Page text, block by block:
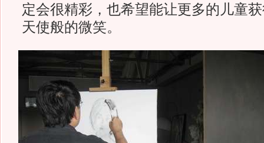
定会很精彩，也希望能让更多的儿童
天使般的微笑。